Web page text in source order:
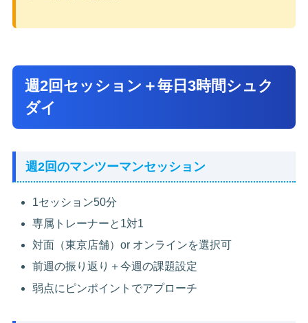
週2回セッション＋毎日3時間シュク
ダイ
週2回のマンツーマンセッション
1セッション50分
専属トレーナーと1対1
対面（東京店舗）or オンラインを選択可
前週の振り返り＋今週の課題設定
弱点にピンポイントでアプローチ